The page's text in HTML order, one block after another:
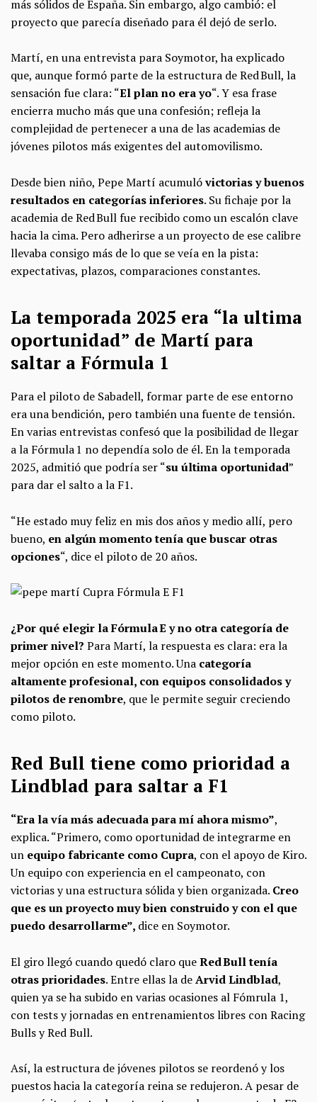
más sólidos de España. Sin embargo, algo cambió: el
proyecto que parecía diseñado para él dejó de serlo.
Martí, en una entrevista para Soymotor, ha explicado
que, aunque formó parte de la estructura de Red Bull, la
sensación fue clara: “El plan no era yo“. Y esa frase
encierra mucho más que una confesión; refleja la
complejidad de pertenecer a una de las academias de
jóvenes pilotos más exigentes del automovilismo.
Desde bien niño, Pepe Martí acumulóvictorias y buenos
resultados en categorías inferiores. Su fichaje por la
academia de Red Bull fue recibido como un escalón clave
hacia la cima. Pero adherirse a un proyecto de ese calibre
llevaba consigo más de lo que se veía en la pista:
expectativas, plazos, comparaciones constantes.
La temporada 2025 era “la ultima
oportunidad” de Martí para
saltar a Fórmula 1
Para el piloto de Sabadell, formar parte de ese entorno
era una bendición, pero también una fuente de tensión.
En varias entrevistas confesó que la posibilidad de llegar
a la Fórmula 1 no dependía solo de él. En la temporada
2025, admitió que podría ser “su última oportunidad”
para dar el salto a la F1.
“He estado muy feliz en mis dos años y medio allí, pero
bueno, en algún momento tenía que buscar otras
opciones“, dice el piloto de 20 años.
¿Por qué elegir la Fórmula E y no otra categoría de
primer nivel? Para Martí, la respuesta es clara: era la
mejor opción en este momento. Una categoría
altamente profesional, con equipos consolidados y
pilotos de renombre, que le permite seguir creciendo
como piloto.
Red Bull tiene como prioridad a
Lindblad para saltar a F1
“Era la vía más adecuada para mí ahora mismo”,
explica. “Primero, como oportunidad de integrarme en
un equipo fabricante como Cupra, con el apoyo de Kiro.
Un equipo con experiencia en el campeonato, con
victorias y una estructura sólida y bien organizada. Creo
que es un proyecto muy bien construido y con el que
puedo desarrollarme”, dice en Soymotor.
El giro llegó cuando quedó claro queRed Bull tenía
otras prioridades. Entre ellas la deArvid Lindblad,
quien ya se ha subido en varias ocasiones al Fómrula 1,
con tests y jornadas en entrenamientos libres con Racing
Bulls y Red Bull.
Así, la estructura de jóvenes pilotos se reordenó y los
puestos hacia la categoría reina se redujeron. A pesar de